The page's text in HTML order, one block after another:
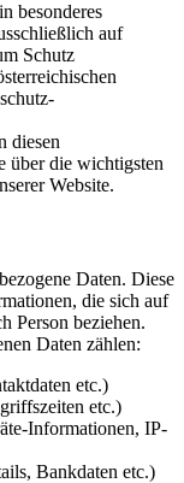
besonderes
auf
Schutz
diesen
über die wichtigsten
Website.
Daten. Diese
die sich auf
Person beziehen.
Daten zählen:
etc.)
etc.)
Informationen, IP-
Bankdaten etc.)